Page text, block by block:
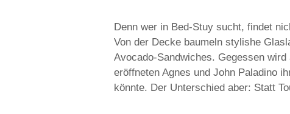
Denn wer in Bed-Stuy sucht, findet
Von der Decke baumeln stylishe
Avocado-Sandwiches. Gegessen
eröffneten Agnes und John Paladino
könnte. Der Unterschied aber: Statt